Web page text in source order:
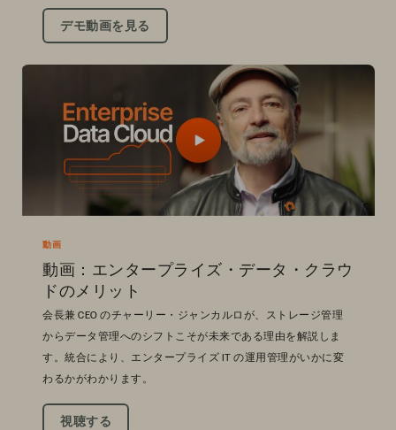
デモ動画を見る
動画
動画：エンタープライズ・データ・クラウ
ドのメリット
会長兼 CEO のチャーリー・ジャンカルロが、ストレージ管理
からデータ管理へのシフトこそが未来である理由を解説しま
す。統合により、エンタープライズ IT の運用管理がいかに変
わるかがわかります。
視聴する